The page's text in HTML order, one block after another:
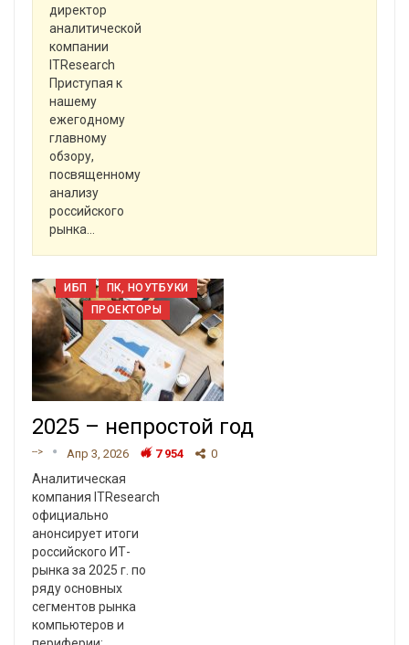
директор
аналитической
компании
ITResearch
Приступая к
нашему
ежегодному
главному
обзору,
посвященному
анализу
российского
рынка
ИБП
ПК, НОУТБУКИ
ПРОЕКТОРЫ
2025 – непростой год
--> Апр 3, 2026 7 954 0
Аналитическая
компания ITResearch
официально
анонсирует итоги
российского ИТ-
рынка за 2025 г. по
ряду основных
сегментов рынка
компьютеров и